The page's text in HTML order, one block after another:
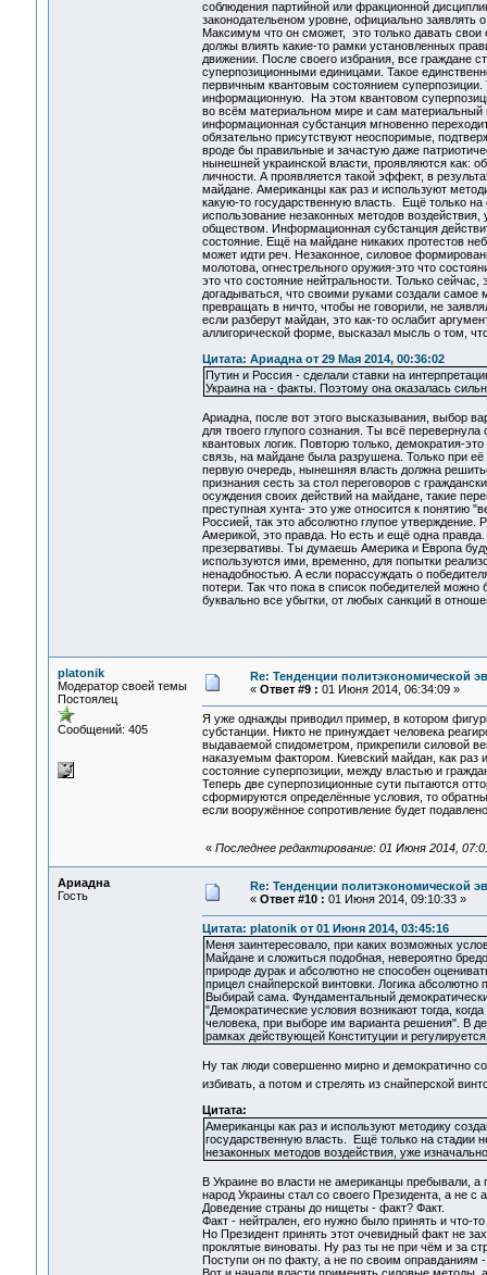
соблюдения партийной или фракционной
законодательеном уровне, официально заявлять
Максимум что он сможет, это только давать
должы влиять какие-то рамки установленных
движении. После своего избрания, все граждане
суперпозиционными единицами. Такое
первичным квантовым состоянием суперпозиции.
информационную. На этом квантовом
во всём материальном мире и сам материальный
информационная субстанция мгновенно
обязательно присутствуют неоспоримые,
вроде бы правильные и зачастую даже
нынешней украинской власти, проявляются как:
личности. А проявляется такой эффект, в
майдане. Американцы как раз и используют
какую-то государственную власть. Ещё только на
использование незаконных методов
обществом. Информационная субстанция
состояние. Ещё на майдане никаких протестов
может идти реч. Незаконное, силовое
молотова, огнестрельного оружия-это что
это что состояние нейтральности. Только
догадываться, что своими руками создали самое
превращать в ничто, чтобы не говорили, не
если разберут майдан, это как-то ослабит
аллигорической форме, высказал мысль о том,
Цитата: Ариадна от 29 Мая 2014, 00:36:02
Путин и Россия - сделали ставки на
Украина на - факты. Поэтому она оказалась
Ариадна, после вот этого высказывания, выбор
для твоего глупого сознания. Ты всё
квантовых логик. Повторю только, демократия-
связь, на майдане была разрушена. Только при
первую очередь, нынешняя власть должна
признания сесть за стол переговоров с
осуждения своих действий на майдане, такие
преступная хунта- это уже относится к понятию
Россией, так это абсолютно глупое
Америкой, это правда. Но есть и ещё одна
презервативы. Ты думаешь Америка и Европа
используются ими, временно, для попытки
ненадобностью. А если порассуждать о
потери. Так что пока в список победителей
буквально все убытки, от любых санкций в
platonik
Модератор своей темы
Постоялец
Сообщений: 405
Re: Тенденции политэкономической
« Ответ #9 : 01 Июня 2014, 06:34:09 »
Я уже однажды приводил пример, в котором
субстанции. Никто не принуждает человека
выдаваемой спидометром, прикрепили силовой
наказуемым фактором. Киевский майдан, как раз
состояние суперпозиции, между властью и
Теперь две суперпозиционные сути пытаются
сформируются определённые условия, то
если вооружённое сопротивление будет
« Последнее редактирование: 01 Июня 2014,
Ариадна
Гость
Re: Тенденции политэкономической
« Ответ #10 : 01 Июня 2014, 09:10:33 »
Цитата: platonik от 01 Июня 2014, 03:45:16
Меня заинтересовало, при каких возможных
Майдане и сложиться подобная, невероятно
природе дурак и абсолютно не способен
прицел снайперской винтовки. Логика
Выбирай сама. Фундаментальный
"Демократические условия возникают тогда,
человека, при выборе им варианта решения". В
рамках действующей Конституции и
Ну так люди совершенно мирно и демократично
избивать, а потом и стрелять из снайперской
Цитата:
Американцы как раз и используют методику
государственную власть. Ещё только на стадии
незаконных методов воздействия, уже
В Украине во власти не американцы пребывали,
народ Украины стал со своего Президента, а не с
Доведение страны до нищеты - факт? Факт.
Факт - нейтрален, его нужно было принять и что-
Но Президент принять этот очевидный факт не
проклятые виноваты. Ну раз ты не при чём и за
Поступи он по факту, а не по своим оправданиям